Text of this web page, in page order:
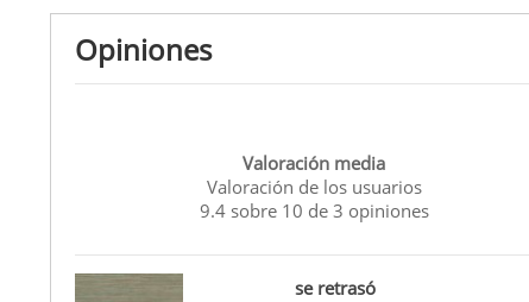
Opiniones
Valoración media
Valoración de los usuarios
9.4sobre 10 de 3 opiniones
se retrasó